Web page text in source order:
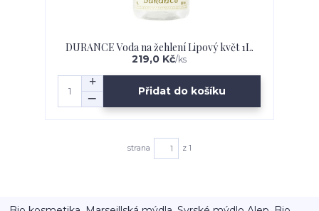
DURANCE Voda na žehlení Lipový květ 1L.
219,0 Kč/ks
Přidat do košíku
strana z 1